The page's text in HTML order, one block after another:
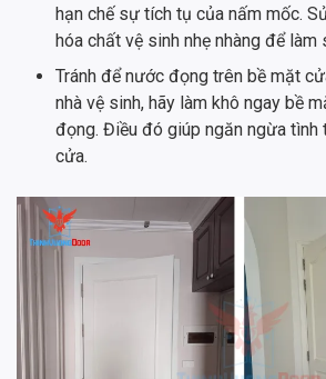
hạn chế sự tích tụ của nấm mốc.
hóa chất vệ sinh nhẹ nhàng để làm
Tránh để nước đọng trên bề mặt
nhà vệ sinh, hãy làm khô ngay bề
đọng. Điều đó giúp ngăn ngừa tình
cửa.